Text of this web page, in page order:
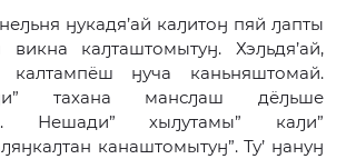
ӈукадя’ай каԓитоӈ пяй ԓапты
каԓташтомытуӈ. Хэԓьдя’ай,
ӈуча каньняштомай.
тахана мансԓаш дёԓьше
Нешади” хыԓутамы” каԓи”
канаштомытуӈ”. Ту’ ӈануӈ